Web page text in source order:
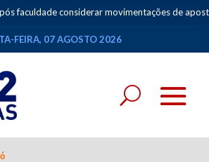
considerar movimentações de apostas
FEIRA, 07 AGOSTO 2026